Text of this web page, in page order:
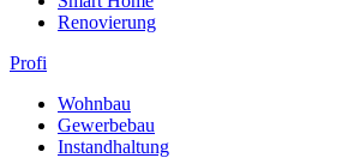
Renovierung
Profi
Wohnbau
Gewerbebau
Instandhaltung